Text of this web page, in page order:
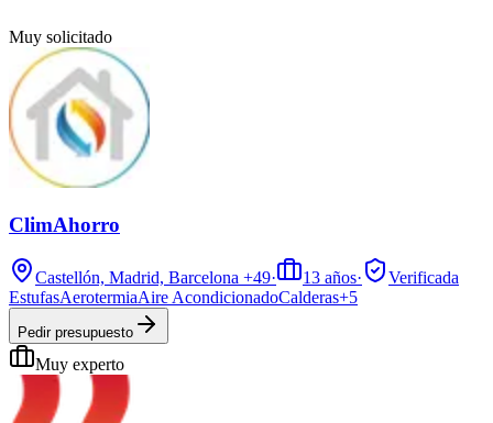
Muy solicitado
ClimAhorro
Castellón, Madrid, Barcelona +49· 13 años·
Verificada
EstufasAerotermiaAire AcondicionadoCalderas+5
Pedir presupuesto
Muy experto